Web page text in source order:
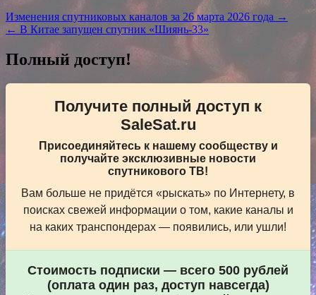
Навигация
по
записям
Изменения спутниковых каналов за 26 марта 2026 года →
← В Китае запущен спутник «Шиянь-33»
Полный доступ!
Получите полный доступ к
SaleSat.ru
Присоединяйтесь к нашему сообществу и
получайте эксклюзивные новости
спутникового ТВ!
Вам больше не придётся «рыскать» по Интернету, в
поисках свежей информации о том, какие каналы и
на каких транспондерах — появились, или ушли!
Стоимость подписки — всего 500 рублей
(оплата один раз, доступ навсегда)